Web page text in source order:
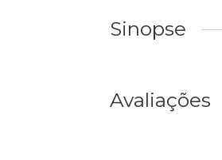
Sinopse
Avaliações